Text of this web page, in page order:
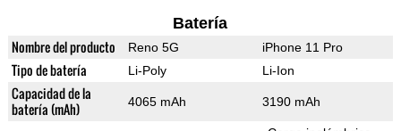
Batería
Nombre del producto Reno 5G iPhone 11 Pro
Tipo de batería Li-Poly Li-Ion
Capacidad de la
batería (mAh)
4065 mAh 3190 mAh